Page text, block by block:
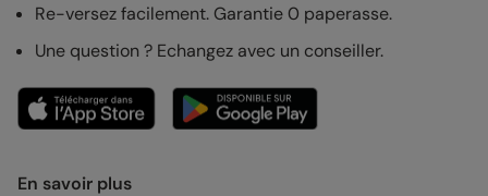
Re-versez facilement. Garantie 0 paperasse.
Une question ? Echangez avec un conseiller.
En savoir plus